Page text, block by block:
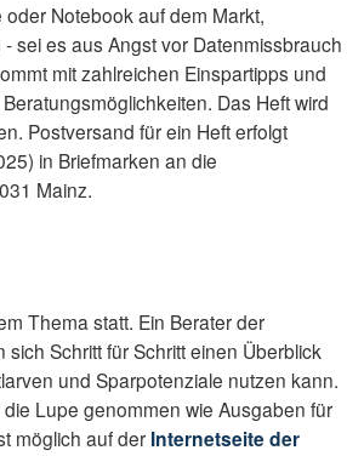
Notebook auf dem Markt,
sei es aus Angst vor Datenmissbrauch
mit zahlreichen Einspartipps und
Das Heft wird
Postversand für ein Heft erfolgt
in Briefmarken an die
Mainz.
Thema statt. Ein Berater der
Schritt für Schritt einen Überblick
und Sparpotenziale nutzen kann.
Lupe genommen wie Ausgaben für
möglich auf der Internetseite der